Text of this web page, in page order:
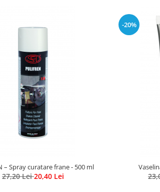
– Spray curatare frane - 500 ml
27,20 Lei20,40 Lei
-20%